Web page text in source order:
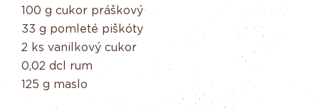
100 g cukor práškový
33 g pomleté piškóty
2 ks vanilkový cukor
0,02 dcl rum
125 g maslo